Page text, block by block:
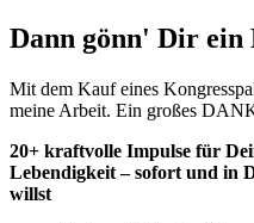
Dann gönn' Dir ein
Mit dem Kauf eines
meine Arbeit. Ein großes
20+ kraftvolle Impulse für
Lebendigkeit – sofort und in
willst